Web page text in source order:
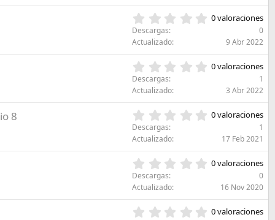
(
s
e
(
s
e
s
e
(
s
0
0
e
s
e
(
s
0 valoraciones
Descargas
0
Actualizado
9 Abr 2022
0
0
e
s
e
(
s
0 valoraciones
Descargas
1
Actualizado
3 Abr 2022
8 0
0
e
s
e
0 valoraciones
Descargas
1
Actualizado
17 Feb 2021
0
0
e
0 valoraciones
Descargas
0
Actualizado
16 Nov 2020
0
0 valoraciones